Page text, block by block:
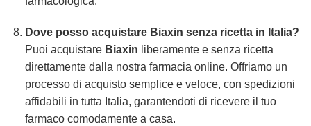
Dove posso acquistare Biaxin senza ricetta in Italia?
Puoi acquistare Biaxin liberamente e senza ricetta
direttamente dalla nostra farmacia online. Offriamo un
processo di acquisto semplice e veloce, con spedizioni
affidabili in tutta Italia, garantendoti di ricevere il tuo
farmaco comodamente a casa.